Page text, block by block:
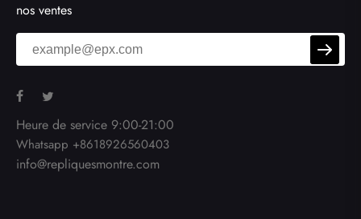
nos ventes
Heure de service 9:00-21:00
Whatsapp +8618926560403
info@repliquesmontre.com